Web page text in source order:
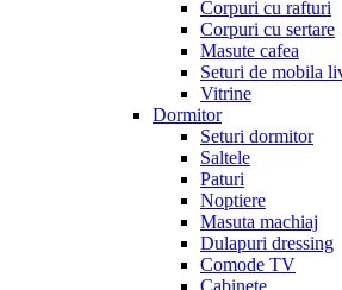
Corpuri cu rafturi
Corpuri cu sertare
Masute cafea
Seturi de mobila
Vitrine
Dormitor
Seturi dormitor
Saltele
Paturi
Noptiere
Masuta machiaj
Dulapuri dressing
Comode TV